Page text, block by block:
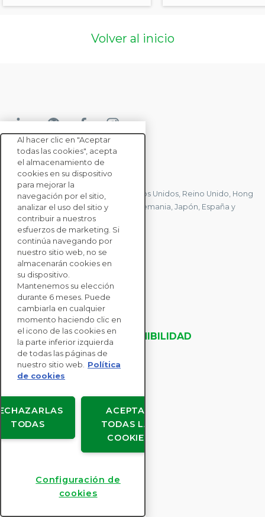
Volver al inicio
CONTACTE CON NOSOTROS
Tenemos oficinas en Francia, Estados Unidos, Reino Unido, Hong
Kong, Mauricio, Polonia, Canadá, Alemania, Japón, España y
Singapur.
CONTACTE CON
NOSOTROS
SOLUCIONES
PARA EMPRESAS
EVALUACIONES DE SOSTENIBILIDAD
RECURSOS
ACERCA DE NOSOTROS
Copyright © EcoVadis
Acuerdos de usuario
Protección de datos
Configuración de cookies
Al hacer clic en "Aceptar
todas las cookies", acepta
el almacenamiento de
cookies en su dispositivo
para mejorar la
navegación por el sitio,
analizar el uso del sitio y
contribuir a nuestros
esfuerzos de marketing. Si
continúa navegando por
nuestro sitio web, no se
almacenarán cookies en
su dispositivo.
Mantenemos su elección
durante 6 meses. Puede
cambiarla en cualquier
momento haciendo clic en
el icono de las cookies en
la parte inferior izquierda
de todas las páginas de
nuestro sitio web.
Política
de cookies
ACEPTAR
TODAS LAS
COOKIES
TODAS
Configuración de
cookies